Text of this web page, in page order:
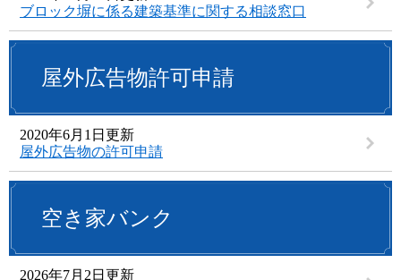
ブロック塀に係る建築基準に関する相談窓口
屋外広告物許可申請
2020年6月1日更新
屋外広告物の許可申請
空き家バンク
2026年7月2日更新